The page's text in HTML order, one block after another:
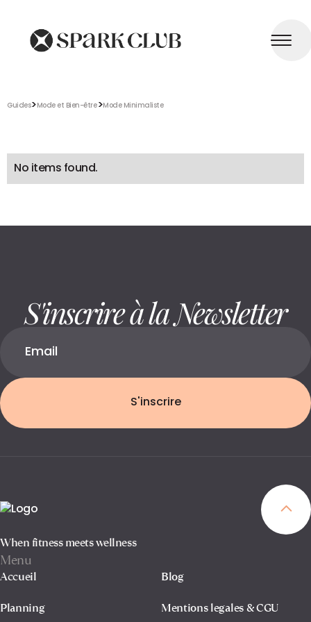
Guides>Mode et Bien-être>Mode Minimaliste
No items found.
S'inscrire à la Newsletter
S'inscrire
When fitness meets wellness
Menu
Accueil
Planning
Blog
Mentions legales & CGU